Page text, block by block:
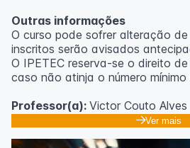
Outras informações
O curso pode sofrer alteração
inscritos serão avisados
O IPETEC reserva-se o direito
caso não atinja o número
Professor(a): Victor Couto Alves
Ver mais